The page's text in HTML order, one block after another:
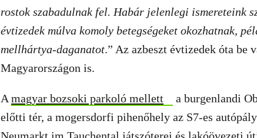
rostok szabadulnak fel. Habár jelenlegi ismereteink
évtizedek múlva komoly betegségeket okozhatnak,
mellhártya-daganatot.” Az azbeszt évtizedek óta be
Magyarországon is.
A magyar bozsoki parkoló mellett
a burgenlandi
előtti tér, a mogersdorfi pihenőhely az S7-es